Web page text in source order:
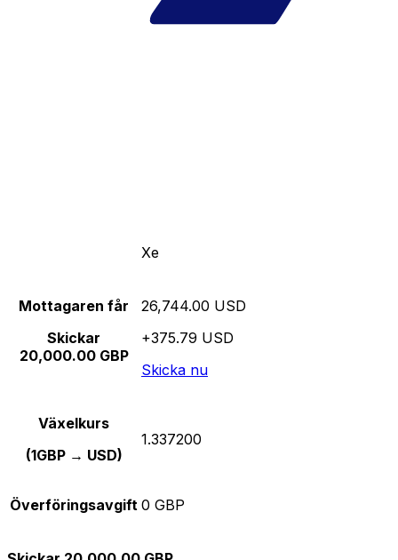
Xe
Mottagaren får
Skickar
20,000.00 GBP
26,744.00 USD
+375.79 USD
Skicka nu
Växelkurs
(1GBP → USD)
1.337200
Överföringsavgift 0 GBP